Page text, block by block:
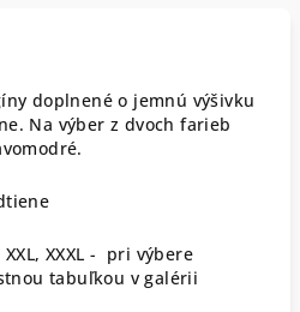
doplnené o jemnú výšivku
Na výber z dvoch farieb
XXXL - pri výbere
tabuľkou v galérii